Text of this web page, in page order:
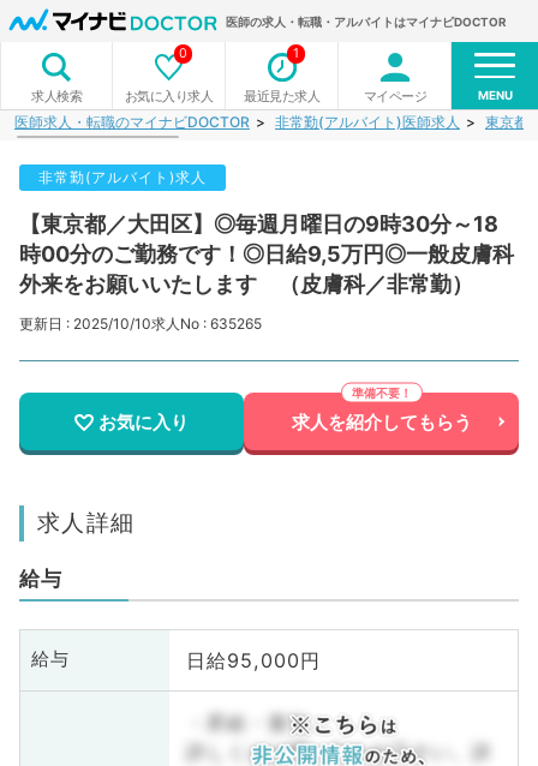
医師の求人・転職・アルバイトはマイナビDOCTOR
求人検索 お気に入り求人
0
最近見た求人
1
マイページ MENU
医師求人・転職のマイナビDOCTOR 非常勤(アルバイト)医師求人 東京都
非常勤(アルバイト)求人
【東京都／大田区】◎毎週月曜日の9時30分～18
時00分のご勤務です！◎日給9,5万円◎一般皮膚科
外来をお願いいたします （皮膚科／非常勤）
更新日 : 2025/10/10求人No : 635265
お気に入り 求人を紹介してもらう
求人詳細
給与
給与 日給95,000円
・昇給・賞与
詳しくはお問い合わせ下さい。詳